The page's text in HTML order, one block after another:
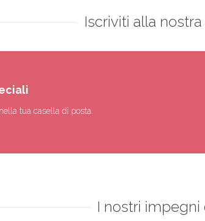
Iscriviti alla
tua casella di posta.
I nostri impegni